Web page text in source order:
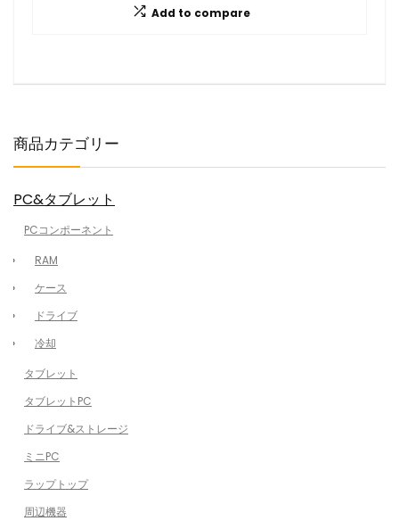
Add to compare
商品カテゴリー
PC&タブレット
PCコンポーネント
RAM
ケース
ドライブ
冷却
タブレット
タブレットPC
ドライブ&ストレージ
ミニPC
ラップトップ
周辺機器